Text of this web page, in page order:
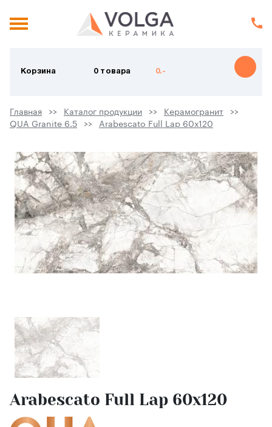
Корзина 0 товара 0.-
Главная Каталог продукции
Керамогранит
QUA Granite 6.5
Arabescato Full Lap 60х120
Arabescato Full Lap 60х120